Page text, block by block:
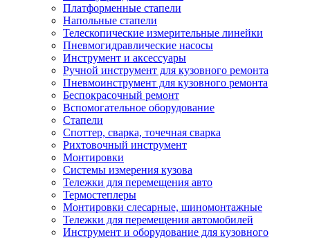
Платформенные стапели
Напольные стапели
Телескопические измерительные линейки
Пневмогидравлические насосы
Инструмент и аксессуары
Ручной инструмент для кузовного ремонта
Пневмоинструмент для кузовного ремонта
Беспокрасочный ремонт
Вспомогательное оборудование
Стапели
Споттер, сварка, точечная сварка
Рихтовочный инструмент
Монтировки
Системы измерения кузова
Тележки для перемещения авто
Термостеплеры
Монтировки слесарные, шиномонтажные
Тележки для перемещения автомобилей
Инструмент и оборудование для кузовного